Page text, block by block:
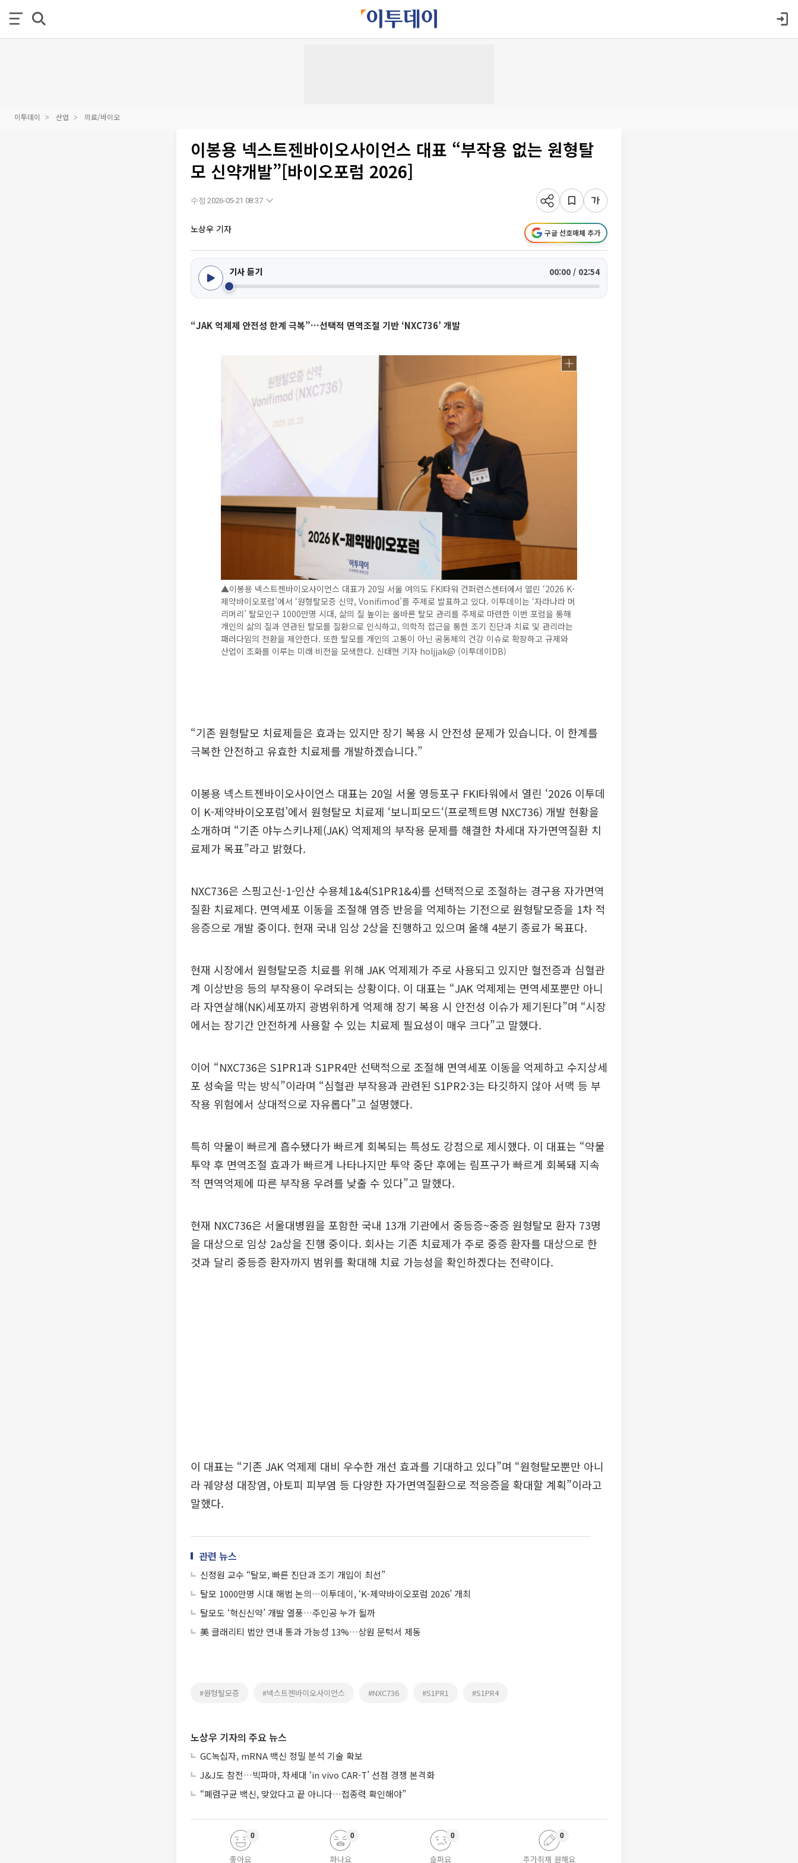
이투데이 산업 의료/바이오
이봉용 넥스트젠바이오사이언스 대표 “부작용 없는 원형탈
모 신약개발”[바이오포럼 2026]
수정 2026-05-21 08:37
노상우 기자 구글 선호매체 추가
기사 듣기 00:00 / 02:54
“JAK 억제제 안전성 한계 극복”…선택적 면역조절 기반 ‘NXC736’ 개발
▲이봉용 넥스트젠바이오사이언스 대표가 20일 서울 여의도 FKI타워 컨퍼런스센터에서 열린 ‘2026 K-
제약바이오포럼’에서 ‘원형탈모증 신약, Vonifimod’를 주제로 발표하고 있다. 이투데이는 ‘자라나라 머
리머리’ 탈모인구 1000만명 시대, 삶의 질 높이는 올바른 탈모 관리를 주제로 마련한 이번 포럼을 통해
개인의 삶의 질과 연관된 탈모를 질환으로 인식하고, 의학적 접근을 통한 조기 진단과 치료 및 관리라는
패러다임의 전환을 제안한다. 또한 탈모를 개인의 고통이 아닌 공동체의 건강 이슈로 확장하고 규제와
산업이 조화를 이루는 미래 비전을 모색한다. 신태현 기자 holjjak@ (이투데이DB)
“기존 원형탈모 치료제들은 효과는 있지만 장기 복용 시 안전성 문제가 있습니다. 이 한계를
극복한 안전하고 유효한 치료제를 개발하겠습니다.”
이봉용 넥스트젠바이오사이언스 대표는 20일 서울 영등포구 FKI타워에서 열린 ‘2026 이투데
이 K-제약바이오포럼’에서 원형탈모 치료제 ‘보니피모드‘(프로젝트명 NXC736) 개발 현황을
소개하며 “기존 야누스키나제(JAK) 억제제의 부작용 문제를 해결한 차세대 자가면역질환 치
료제가 목표”라고 밝혔다.
NXC736은 스핑고신-1-인산 수용체1&4(S1PR1&4)를 선택적으로 조절하는 경구용 자가면역
질환 치료제다. 면역세포 이동을 조절해 염증 반응을 억제하는 기전으로 원형탈모증을 1차 적
응증으로 개발 중이다. 현재 국내 임상 2상을 진행하고 있으며 올해 4분기 종료가 목표다.
현재 시장에서 원형탈모증 치료를 위해 JAK 억제제가 주로 사용되고 있지만 혈전증과 심혈관
계 이상반응 등의 부작용이 우려되는 상황이다. 이 대표는 “JAK 억제제는 면역세포뿐만 아니
라 자연살해(NK)세포까지 광범위하게 억제해 장기 복용 시 안전성 이슈가 제기된다”며 “시장
에서는 장기간 안전하게 사용할 수 있는 치료제 필요성이 매우 크다”고 말했다.
이어 “NXC736은 S1PR1과 S1PR4만 선택적으로 조절해 면역세포 이동을 억제하고 수지상세
포 성숙을 막는 방식”이라며 “심혈관 부작용과 관련된 S1PR2·3는 타깃하지 않아 서맥 등 부
작용 위험에서 상대적으로 자유롭다”고 설명했다.
특히 약물이 빠르게 흡수됐다가 빠르게 회복되는 특성도 강점으로 제시했다. 이 대표는 “약물
투약 후 면역조절 효과가 빠르게 나타나지만 투약 중단 후에는 림프구가 빠르게 회복돼 지속
적 면역억제에 따른 부작용 우려를 낮출 수 있다”고 말했다.
현재 NXC736은 서울대병원을 포함한 국내 13개 기관에서 중등증~중증 원형탈모 환자 73명
을 대상으로 임상 2a상을 진행 중이다. 회사는 기존 치료제가 주로 중증 환자를 대상으로 한
것과 달리 중등증 환자까지 범위를 확대해 치료 가능성을 확인하겠다는 전략이다.
이 대표는 “기존 JAK 억제제 대비 우수한 개선 효과를 기대하고 있다”며 “원형탈모뿐만 아니
라 궤양성 대장염, 아토피 피부염 등 다양한 자가면역질환으로 적응증을 확대할 계획”이라고
말했다.
관련 뉴스
신정원 교수 “탈모, 빠른 진단과 조기 개입이 최선”
탈모 1000만명 시대 해법 논의…이투데이, ‘K-제약바이오포럼 2026’ 개최
탈모도 ‘혁신신약’ 개발 열풍…주인공 누가 될까
美 클래리티 법안 연내 통과 가능성 13%…상원 문턱서 제동
#원형탈모증 #넥스트젠바이오사이언스 #NXC736 #S1PR1 #S1PR4
노상우 기자의 주요 뉴스
GC녹십자, mRNA 백신 정밀 분석 기술 확보
J&J도 참전…빅파마, 차세대 ‘in vivo CAR-T’ 선점 경쟁 본격화
“폐렴구균 백신, 맞았다고 끝 아니다…접종력 확인해야”
좋아요
0
화나요
0
슬퍼요
0
추가취재 원해요
0